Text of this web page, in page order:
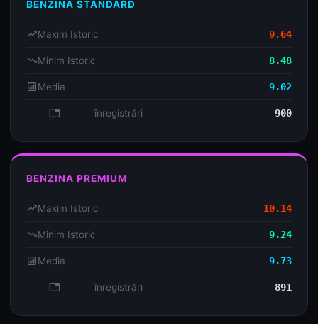
BENZINA STANDARD
trending_upMaxim Istoric 9.64
trending_downMinim Istoric 8.48
analyticsMedia 9.02
database înregistrări 900
BENZINA PREMIUM
trending_upMaxim Istoric 10.14
trending_downMinim Istoric 9.24
analyticsMedia 9.73
database înregistrări 891